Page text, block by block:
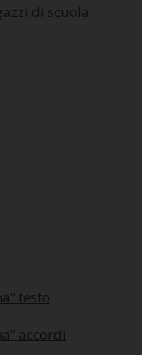
di scuola
testo
accordi